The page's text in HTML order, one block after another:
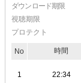
ダウンロード期限
視聴期限
プロテクト
No 時間
1 22:34